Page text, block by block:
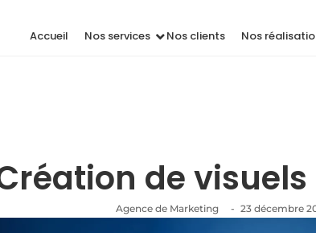
Accueil Nos services Nos clients Nos
de visuels
Agence de Marketing - 23 décembre